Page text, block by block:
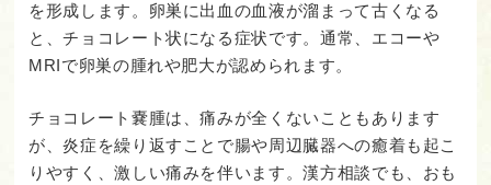
を形成します。卵巣に出血の血液が溜まって古くなる
と、チョコレート状になる症状です。通常、エコーや
MRIで卵巣の腫れや肥大が認められます。
チョコレート嚢腫は、痛みが全くないこともあります
が、炎症を繰り返すことで腸や周辺臓器への癒着も起こ
りやすく、激しい痛みを伴います。漢方相談でも、おも